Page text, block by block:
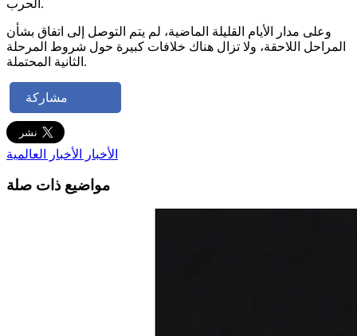
الحرب.
وعلى مدار الأيام القليلة الماضية، لم يتم التوصل إلى اتفاق بشأن
المراحل اللاحقة، ولا تزال هناك خلافات كبيرة حول شروط المرحلة
الثانية المحتملة.
مشاركة
الأخبار الأخبار العالمية
مواضيع ذات صلة